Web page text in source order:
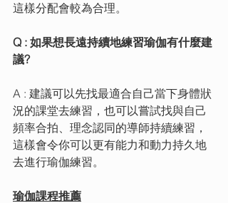
這樣分配會較為合理。
Q : 如果想長遠持續地練習瑜伽有什麼建
議?
A : 建議可以先找最適合自己當下身體狀
況的課堂去練習，也可以嘗試找與自己
頻率合拍、理念認同的導師持續練習，
這樣會令你可以更有能力和動力持久地
去進行瑜伽練習。
瑜伽課程推薦